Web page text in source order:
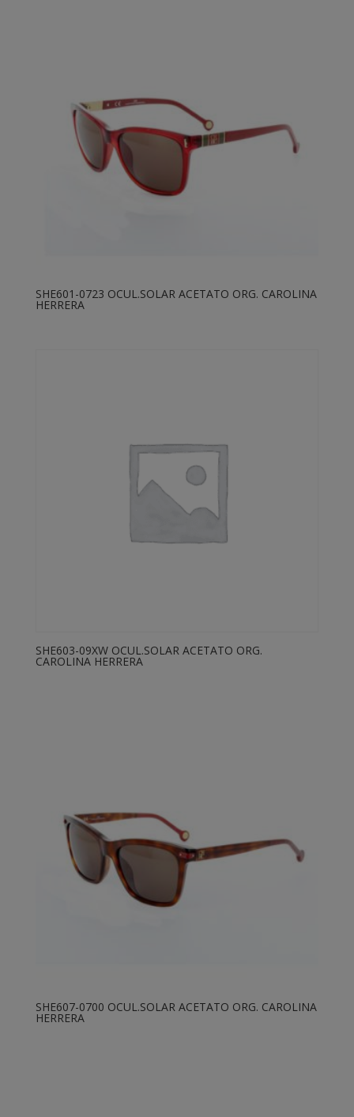
SHE601-0723 OCUL.SOLAR ACETATO ORG. CAROLINA
HERRERA
SHE603-09XW OCUL.SOLAR ACETATO ORG.
CAROLINA HERRERA
SHE607-0700 OCUL.SOLAR ACETATO ORG. CAROLINA
HERRERA